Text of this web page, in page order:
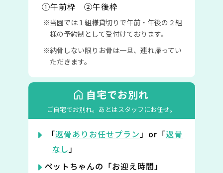
①午前枠 ②午後枠
当園では１組様貸切りで午前・午後の２組
様の予約制として受付けております。
納骨しない限りお骨は一旦、連れ帰ってい
ただきます。
自宅でお別れ
ご自宅でお別れ。 あとはスタッフにお任せ。
「返骨ありお任せプラン」or「返骨
なし」
ペットちゃんの「お迎え時間」